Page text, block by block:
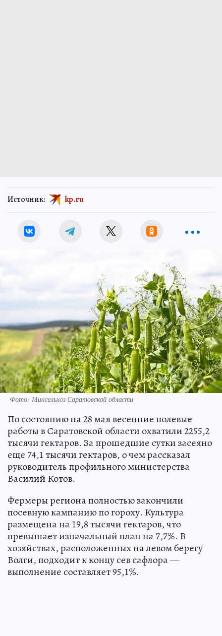
Источник: kp.ru
Фото: Минсельхоз Саратовской области
По состоянию на 28 мая весенние полевые
работы в Саратовской области охватили 2255,2
тысячи гектаров. За прошедшие сутки засеяно
еще 74,1 тысячи гектаров, о чем рассказал
руководитель профильного министерства
Василий Котов.
Фермеры региона полностью закончили
посевную кампанию по гороху. Культура
размещена на 19,8 тысячи гектаров, что
превышает изначальный план на 7,7%. В
хозяйствах, расположенных на левом берегу
Волги, подходит к концу сев сафлора —
выполнение составляет 95,1%.